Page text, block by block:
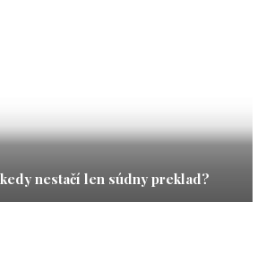
nestačí len súdny preklad?